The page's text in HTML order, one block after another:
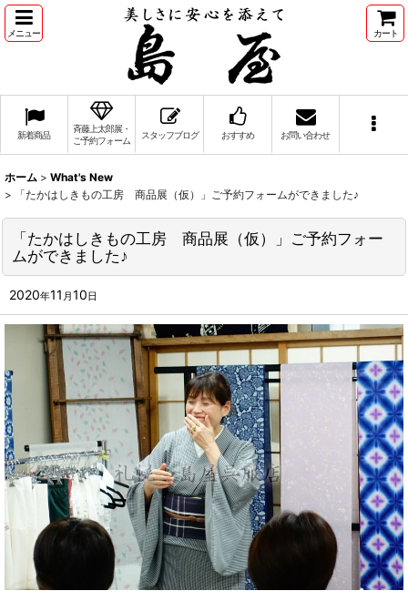
メニュー カート
新着商品
斉藤上太郎展・
ご予約フォーム
スタッフブログ おすすめ お問い合わせ
ホーム > What's New
>
「たかはしきもの工房 商品展（仮）」ご予約フォームができました♪
「たかはしきもの工房 商品展（仮）」ご予約フォー
ムができました♪
2020年11 月10日